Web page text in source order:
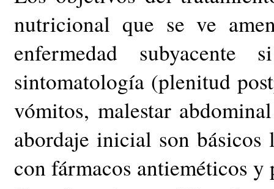
nutricional que se ve
enfermedad
sintomatología (plenitud
vómitos, malestar
abordaje inicial son
con fármacos antieméticos